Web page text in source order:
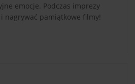
że powyższy pojedynek
emocje. Podczas imprezy
nagrywać pamiątkowe filmy!